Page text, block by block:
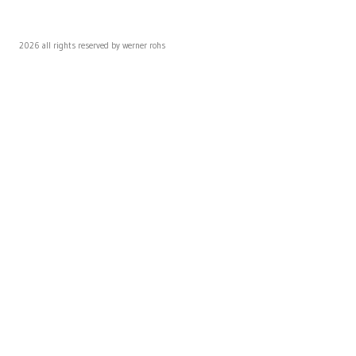
2026 all rights reserved by werner rohs